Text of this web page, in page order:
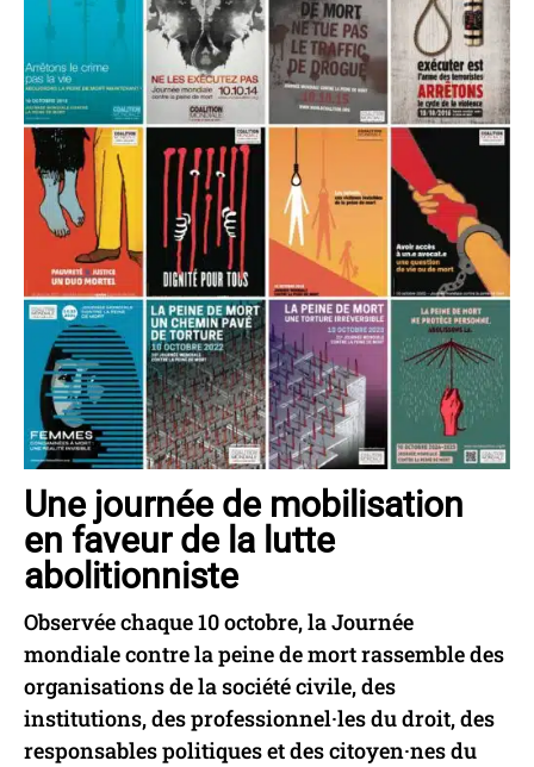
Une journée de mobilisation
en faveur de la lutte
abolitionniste
Observée chaque 10 octobre, la Journée
mondiale contre la peine de mort rassemble des
organisations de la société civile, des
institutions, des professionnel·les du droit, des
responsables politiques et des citoyen·nes du